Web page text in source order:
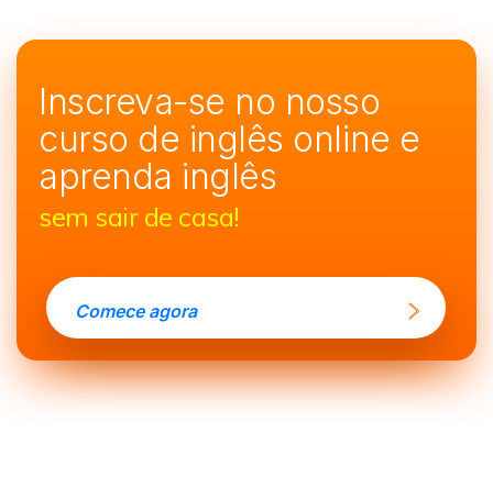
Inscreva-se no nosso
curso de inglês online e
aprenda inglês
sem sair de casa!
Comece agora